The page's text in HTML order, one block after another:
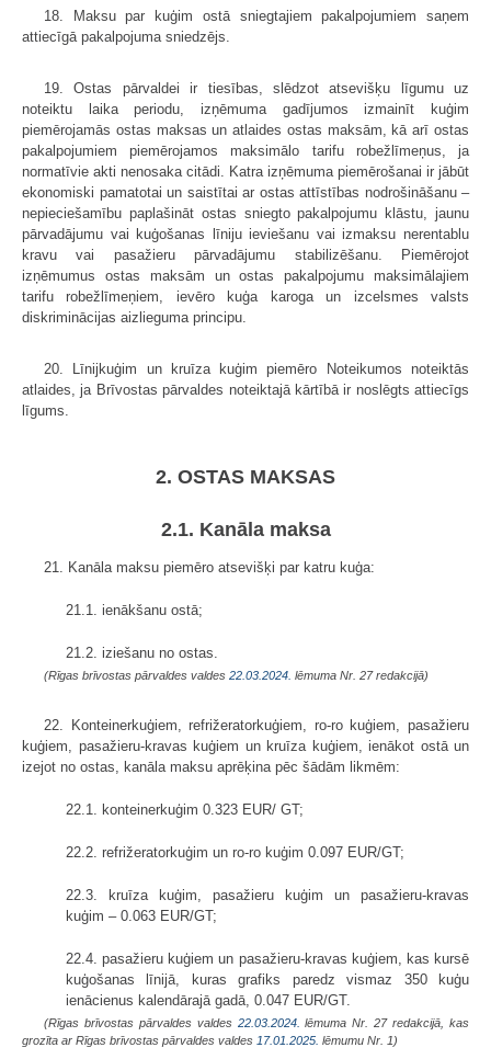
18. Maksu par kuģim ostā sniegtajiem pakalpojumiem saņem
attiecīgā pakalpojuma sniedzējs.
19. Ostas pārvaldei ir tiesības, slēdzot atsevišķu līgumu uz
noteiktu laika periodu, izņēmuma gadījumos izmainīt kuģim
piemērojamās ostas maksas un atlaides ostas maksām, kā arī ostas
pakalpojumiem piemērojamos maksimālo tarifu robežlīmeņus, ja
normatīvie akti nenosaka citādi. Katra izņēmuma piemērošanai ir jābūt
ekonomiski pamatotai un saistītai ar ostas attīstības nodrošināšanu –
nepieciešamību paplašināt ostas sniegto pakalpojumu klāstu, jaunu
pārvadājumu vai kuģošanas līniju ieviešanu vai izmaksu nerentablu
kravu vai pasažieru pārvadājumu stabilizēšanu. Piemērojot
izņēmumus ostas maksām un ostas pakalpojumu maksimālajiem
tarifu robežlīmeņiem, ievēro kuģa karoga un izcelsmes valsts
diskriminācijas aizlieguma principu.
20. Līnijkuģim un kruīza kuģim piemēro Noteikumos noteiktās
atlaides, ja Brīvostas pārvaldes noteiktajā kārtībā ir noslēgts attiecīgs
līgums.
2. OSTAS MAKSAS
2.1. Kanāla maksa
21. Kanāla maksu piemēro atsevišķi par katru kuģa:
21.1. ienākšanu ostā;
21.2. iziešanu no ostas.
(Rīgas brīvostas pārvaldes valdes 22.03.2024. lēmuma Nr. 27 redakcijā)
22. Konteinerkuģiem, refrižeratorkuģiem, ro-ro kuģiem, pasažieru
kuģiem, pasažieru-kravas kuģiem un kruīza kuģiem, ienākot ostā un
izejot no ostas, kanāla maksu aprēķina pēc šādām likmēm:
22.1. konteinerkuģim 0.323 EUR/ GT;
22.2. refrižeratorkuģim un ro-ro kuģim 0.097 EUR/GT;
22.3. kruīza kuģim, pasažieru kuģim un pasažieru-kravas
kuģim – 0.063 EUR/GT;
22.4. pasažieru kuģiem un pasažieru-kravas kuģiem, kas kursē
kuģošanas līnijā, kuras grafiks paredz vismaz 350 kuģu
ienācienus kalendārajā gadā, 0.047 EUR/GT.
(Rīgas brīvostas pārvaldes valdes 22.03.2024. lēmuma Nr. 27 redakcijā, kas
grozīta ar Rīgas brīvostas pārvaldes valdes 17.01.2025. lēmumu Nr. 1)